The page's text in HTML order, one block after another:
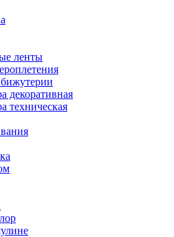
ленты
декоративная
техническая